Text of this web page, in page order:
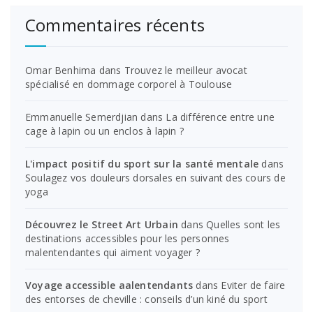
Commentaires récents
Omar Benhima dans Trouvez le meilleur avocat
spécialisé en dommage corporel à Toulouse
Emmanuelle Semerdjian dans La différence entre une
cage à lapin ou un enclos à lapin ?
L'impact positif du sport sur la santé mentale dans
Soulagez vos douleurs dorsales en suivant des cours de
yoga
Découvrez le Street Art Urbain dansQuelles sont les
destinations accessibles pour les personnes
malentendantes qui aiment voyager ?
Voyage accessible aalentendants dans Eviter de faire
des entorses de cheville : conseils d’un kiné du sport